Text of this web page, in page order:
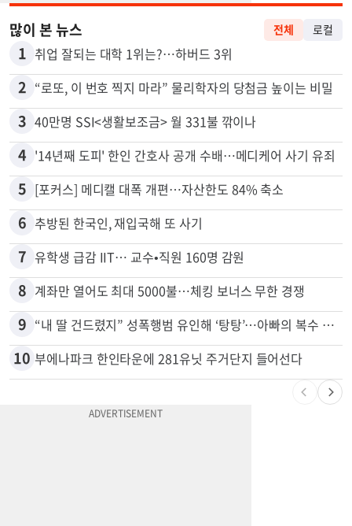
많이 본 뉴스 전체 로컬
1 취업 잘되는 대학 1위는?…하버드 3위
2 “로또, 이 번호 찍지 마라” 물리학자의 당첨금 높이는 비밀
3 40만명 SSI<생활보조금> 월 331불 깎이나
4 '14년째 도피' 한인 간호사 공개 수배…메디케어 사기 유죄
5 [포커스] 메디캘 대폭 개편…자산한도 84% 축소
6 추방된 한국인, 재입국해 또 사기
7 유학생 급감 IIT… 교수•직원 160명 감원
8 계좌만 열어도 최대 5000불…체킹 보너스 무한 경쟁
9 “내 딸 건드렸지” 성폭행범 유인해 ‘탕탕’…아빠의 복수 결말
10 부에나파크 한인타운에 281유닛 주거단지 들어선다